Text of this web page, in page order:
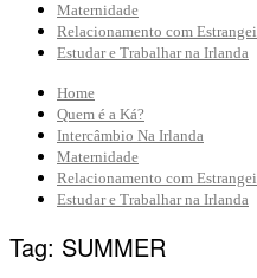
Maternidade
Relacionamento com
Estudar e Trabalhar na Irlanda
Home
Quem é a Ká?
Intercâmbio Na Irlanda
Maternidade
Relacionamento com
Estudar e Trabalhar na Irlanda
Tag: SUMMER